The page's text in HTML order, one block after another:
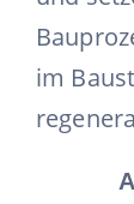
im